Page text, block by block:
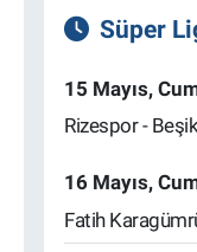
Süper
15 Mayıs,
Rizespor -
16 Mayıs,
Fatih